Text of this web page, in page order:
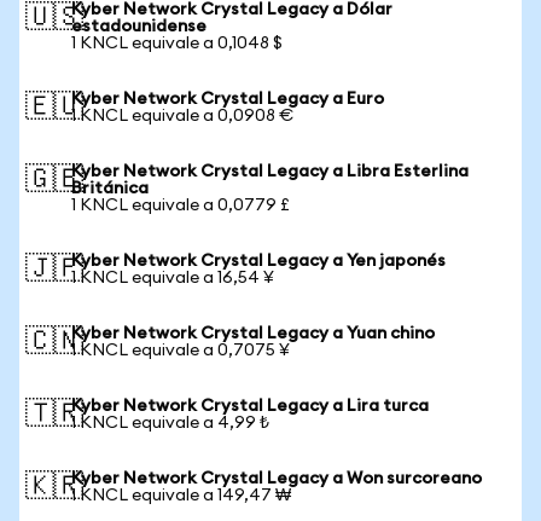
🇺🇸Kyber Network Crystal Legacy a Dólar
estadounidense
1 KNCL equivale a 0,1048 $
🇪🇺Kyber Network Crystal Legacy a Euro
1 KNCL equivale a 0,0908 €
🇬🇧Kyber Network Crystal Legacy a Libra Esterlina
Británica
1 KNCL equivale a 0,0779 £
🇯🇵Kyber Network Crystal Legacy a Yen japonés
1 KNCL equivale a 16,54 ¥
🇨🇳Kyber Network Crystal Legacy a Yuan chino
1 KNCL equivale a 0,7075 ¥
🇹🇷Kyber Network Crystal Legacy a Lira turca
1 KNCL equivale a 4,99 ₺
🇰🇷Kyber Network Crystal Legacy a Won surcoreano
1 KNCL equivale a 149,47 ₩